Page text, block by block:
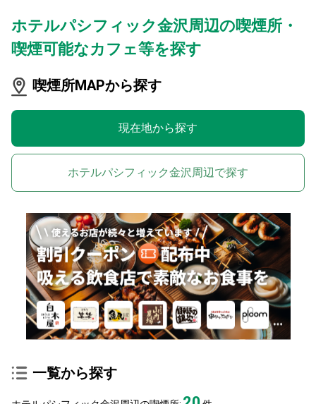
ホテルパシフィック金沢周辺の喫煙所・
喫煙可能なカフェ等を探す
喫煙所MAPから探す
現在地から探す
ホテルパシフィック金沢周辺で探す
一覧から探す